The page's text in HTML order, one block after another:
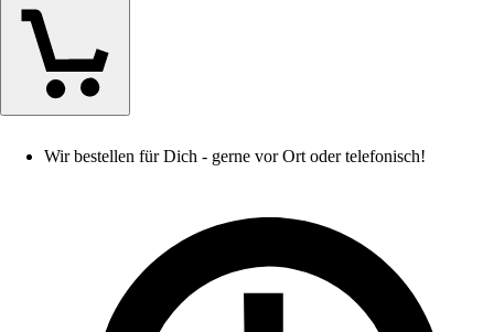
Wir bestellen für Dich - gerne vor Ort oder telefonisch!